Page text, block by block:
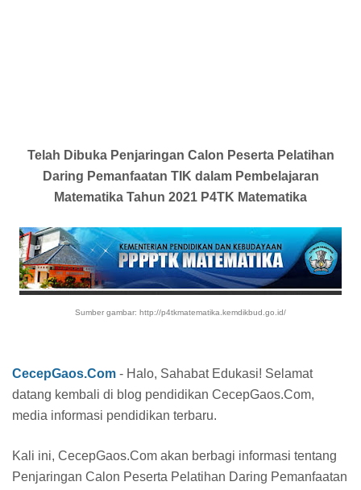
Telah Dibuka Penjaringan Calon Peserta Pelatihan
Daring Pemanfaatan TIK dalam Pembelajaran
Matematika Tahun 2021 P4TK Matematika
Sumber gambar: http://p4tkmatematika.kemdikbud.go.id/
CecepGaos.Com - Halo, Sahabat Edukasi! Selamat
datang kembali di blog pendidikan CecepGaos.Com,
media informasi pendidikan terbaru.
Kali ini, CecepGaos.Com akan berbagi informasi tentang
Penjaringan Calon Peserta Pelatihan Daring Pemanfaatan